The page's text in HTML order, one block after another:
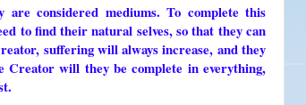
considered mediums. To complete this
to find their natural selves, so that they can
suffering will always increase, and they
will they be complete in everything,